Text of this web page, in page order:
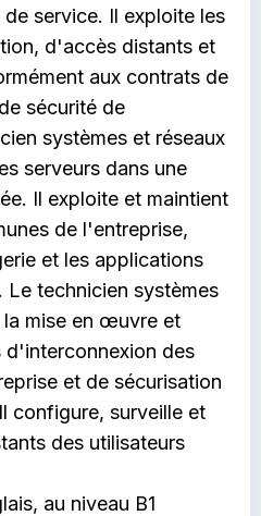
service. Il exploite les
d'accès distants et
aux contrats de
sécurité de
systèmes et réseaux
serveurs dans une
Il exploite et maintient
de l'entreprise,
et les applications
Le technicien systèmes
la mise en œuvre et
d'interconnexion des
et de sécurisation
configure, surveille et
des utilisateurs
au niveau B1